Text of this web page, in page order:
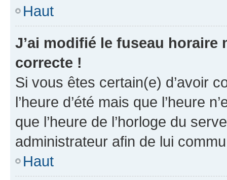
Haut
J’ai modifié le fuseau horaire
correcte !
Si vous êtes certain(e) d’avoir
l’heure d’été mais que l’heure
que l’heure de l’horloge du
administrateur afin de lui
Haut